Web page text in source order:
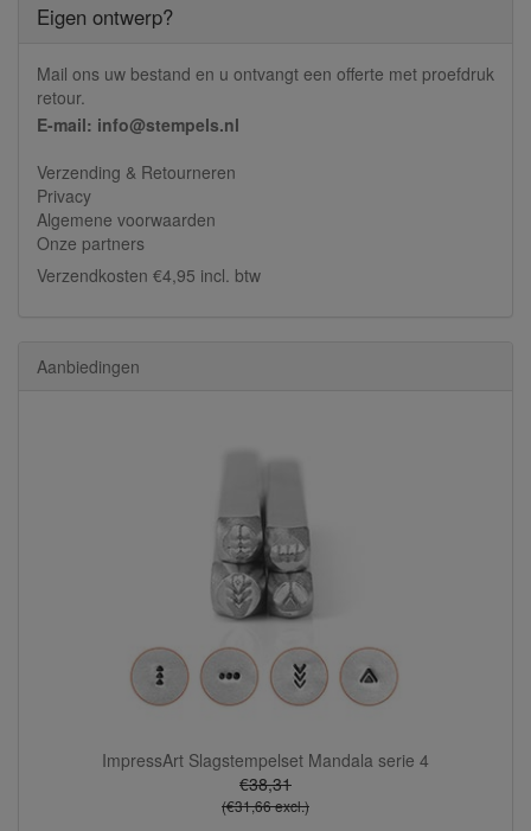
Eigen ontwerp?
Mail ons uw bestand en u ontvangt een offerte met proefdruk
retour.
E-mail: info@stempels.nl
Verzending & Retourneren
Privacy
Algemene voorwaarden
Onze partners
Verzendkosten €4,95 incl. btw
Aanbiedingen
ImpressArt Slagstempelset Mandala serie 4
€38,31
(€31,66 excl.)